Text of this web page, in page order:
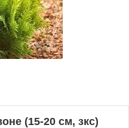
(15-20 см, зкс)